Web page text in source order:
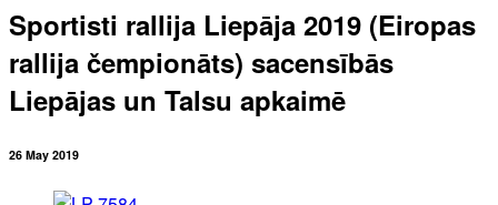
Sportisti rallija Liepāja 2019 (Eiropas
rallija čempionāts) sacensībās
Liepājas un Talsu apkaimē
26 May 2019